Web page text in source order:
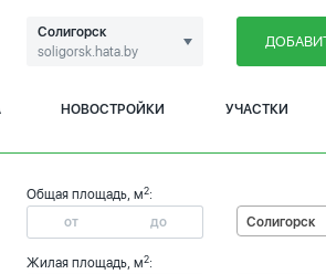
Солигорск
soligorsk.hata.by
НОВОСТРОЙКИ УЧАСТКИ
Общая площадь, м2:
Жилая площадь, м2:
Солигорск